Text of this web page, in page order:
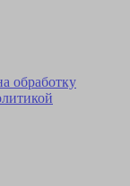
обработку